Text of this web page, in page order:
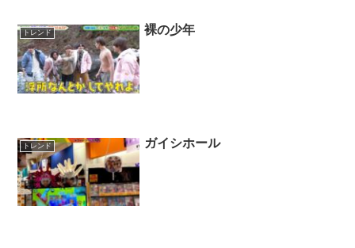
トレンド 裸の少年
トレンド ガイシホール